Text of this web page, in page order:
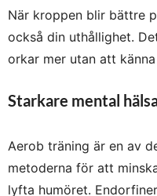
När kroppen blir bättre
också din uthållighet.
orkar mer utan att
Starkare mental
Aerob träning är en av
metoderna för att
lyfta humöret.